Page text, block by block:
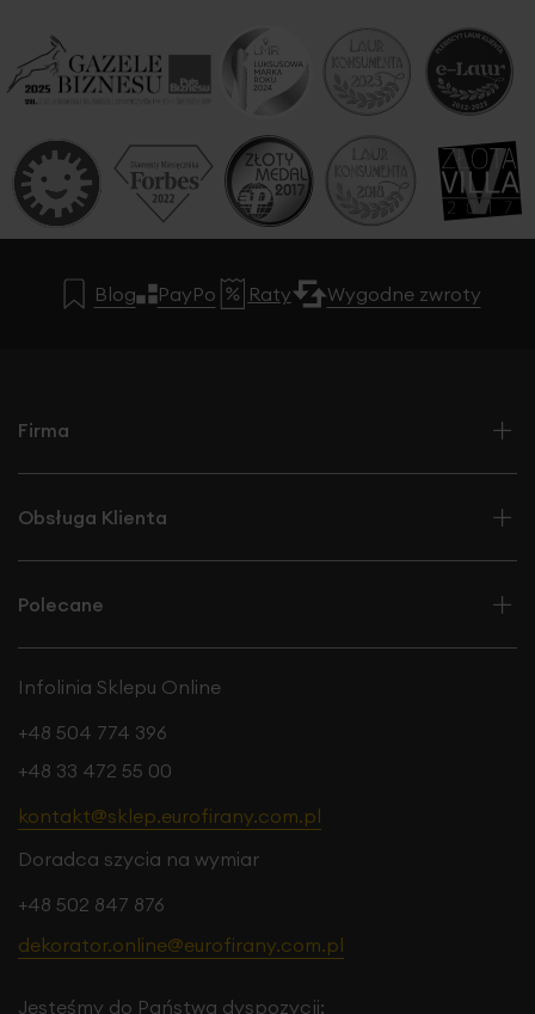
Blog PayPo Raty Wygodne zwroty
Firma
Obsługa Klienta
Polecane
Infolinia Sklepu Online
+48 504 774 396
+48 33 472 55 00
kontakt@sklep.eurofirany.com.pl
Doradca szycia na wymiar
+48 502 847 876
dekorator.online@eurofirany.com.pl
Jesteśmy do Państwa dyspozycji: